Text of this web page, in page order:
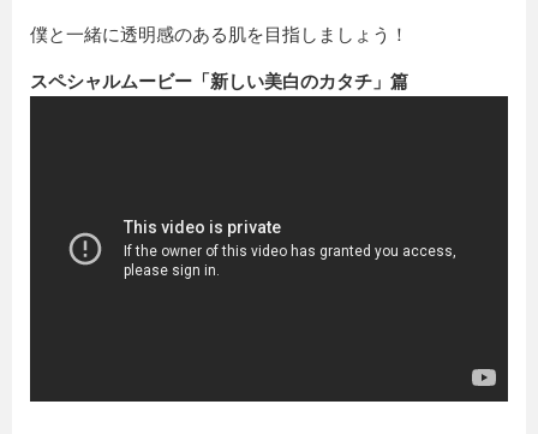
僕と一緒に透明感のある肌を目指しましょう！
スペシャルムービー「新しい美白のカタチ」篇